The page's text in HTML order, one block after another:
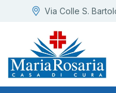
Via Colle S.